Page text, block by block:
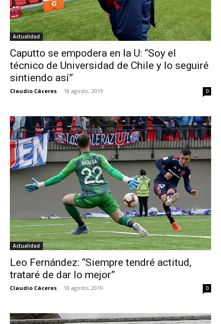
Actualidad
Caputto se empodera en la U: “Soy el
técnico de Universidad de Chile y lo seguiré
sintiendo así”
Claudio Cáceres - 18 agosto, 2019 0
Actualidad
Leo Fernández: “Siempre tendré actitud,
trataré de dar lo mejor”
Claudio Cáceres - 18 agosto, 2019 0